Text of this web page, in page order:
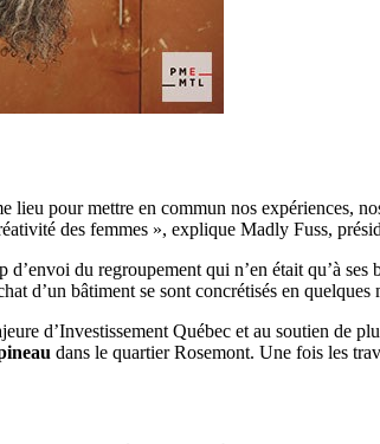
lieu pour mettre en commun nos expériences,
des femmes », explique Madly Fuss,
du regroupement qui n’en était qu’à
d’un bâtiment se sont concrétisés en quelques
d’Investissement Québec et au soutien de
dans le quartier Rosemont. Une fois les